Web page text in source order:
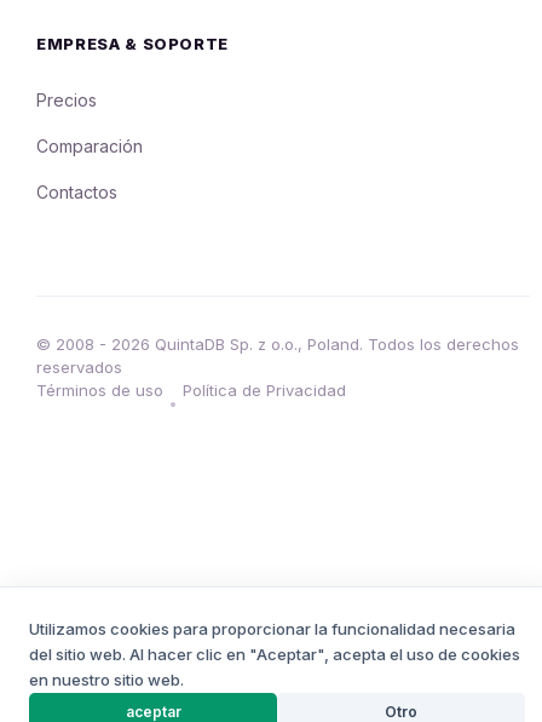
EMPRESA & SOPORTE
Precios
Comparación
Contactos
© 2008 - 2026 QuintaDB Sp. z o.o., Poland. Todos los derechos
reservados
Términos de uso
•
Política de Privacidad
CREADOR DE PROYECTOS
Utilizamos cookies para proporcionar la funcionalidad necesaria
del sitio web. Al hacer clic en "Aceptar", acepta el uso de cookies
en nuestro sitio web.
aceptar Otro